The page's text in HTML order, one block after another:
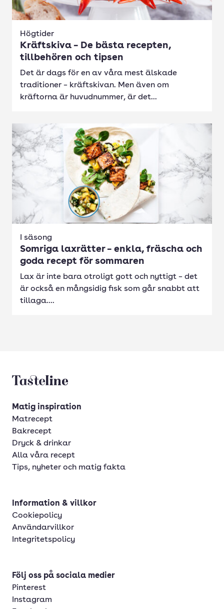
Högtider
Kräftskiva – De bästa recepten,
tillbehören och tipsen
Det är dags för en av våra mest älskade
traditioner – kräftskivan. Men även om
kräftorna är huvudnummer, är det...
I säsong
Somriga laxrätter – enkla, fräscha och
goda recept för sommaren
Lax är inte bara otroligt gott och nyttigt – det
är också en mångsidig fisk som går snabbt att
tillaga....
Tasteline startsida
Matig inspiration
Matrecept
Bakrecept
Dryck & drinkar
Alla våra recept
Tips, nyheter och matig fakta
Information & villkor
Cookiepolicy
Användarvillkor
Integritetspolicy
Följ oss på sociala medier
Pinterest
Instagram